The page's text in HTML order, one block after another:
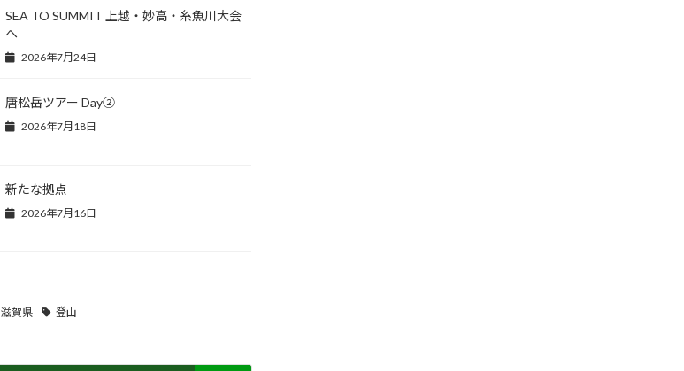
SEA TO SUMMIT 上越・妙高・糸魚川大会
へ
2026年7月24日
唐松岳ツアー Day②
2026年7月18日
新たな拠点
2026年7月16日
滋賀県 登山